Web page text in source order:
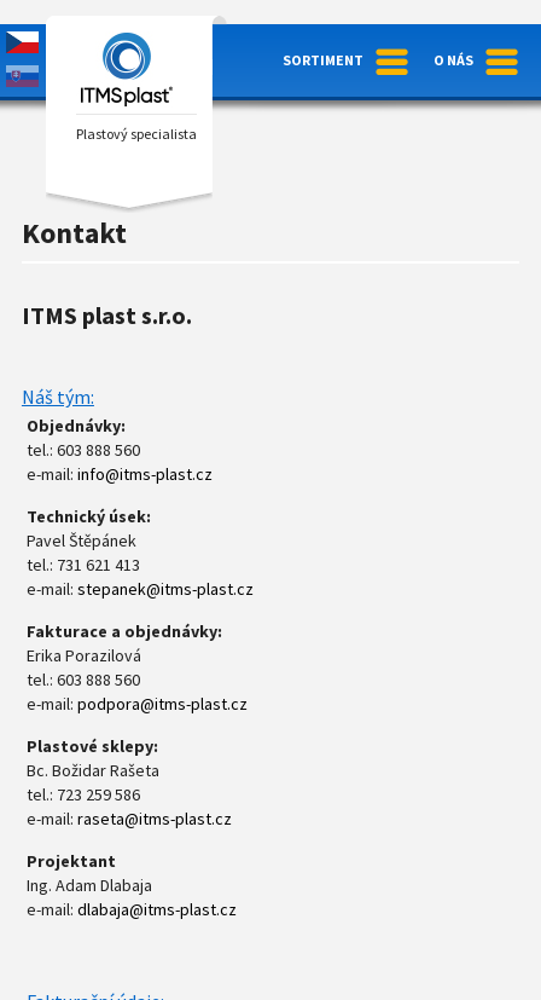
O NÁS
SORTIMENT
Plastový specialista
Kontakt
ITMS plast s.r.o.
Náš tým:
Objednávky:
tel.: 603 888 560
e-mail:info@itms-plast.cz
Technický úsek:
Pavel Štěpánek
tel.: 731 621 413
e-mail:stepanek@itms-plast.cz
Fakturace a objednávky:
Erika Porazilová
tel.: 603 888 560
e-mail:podpora@itms-plast.cz
Plastové sklepy:
Bc. Božidar Rašeta
tel.: 723 259 586
e-mail:raseta@itms-plast.cz
Projektant
Ing. Adam Dlabaja
e-mail:dlabaja@itms-plast.cz